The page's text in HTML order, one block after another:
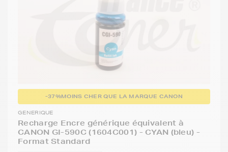
-37%MOINS CHER QUE LA MARQUE CANON
GENERIQUE
Recharge Encre générique équivalent à
CANON GI-590C (1604C001) - CYAN (bleu) -
Format Standard